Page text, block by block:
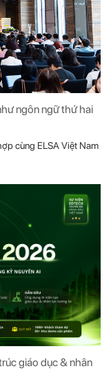
ngôn ngữ thứ hai
cùng ELSA Việt Nam
giáo dục & nhân